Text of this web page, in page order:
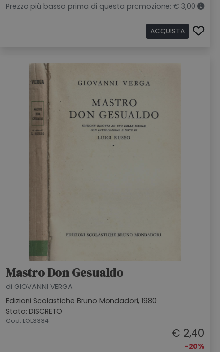
Prezzo più basso prima di questa promozione: € 3,00
ACQUISTA
Mastro Don Gesualdo
di GIOVANNI VERGA
Edizioni Scolastiche Bruno Mondadori, 1980
Stato: DISCRETO
Cod. LOL3334
€ 2,40
-20%